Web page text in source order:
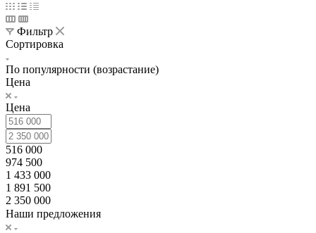
Фильтр
Сортировка
По популярности (возрастание)
Цена
Цена
516 000
974 500
1 433 000
1 891 500
2 350 000
Наши предложения